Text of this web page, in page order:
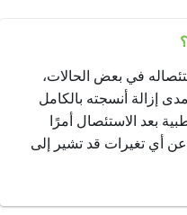
في بعض الحالات،
إزالة أنسجته بالكامل
بعد الاستئصال أمرًا
أي تغيرات قد تشير إلى